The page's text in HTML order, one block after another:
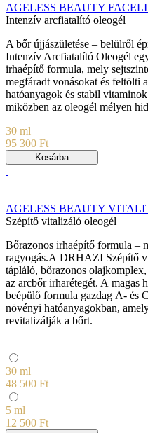
AGELESS BEAUTY
Intenzív arcfiatalító oleogél
A bőr újjászületése – belülről
Intenzív Arcfiatalító Oleogél
irhaépítő formula, mely
megfáradt vonásokat és feltölti
hatóanyagok és stabil
miközben az oleogél mélyen
30 ml
95 300 Ft
Kosárba
AGELESS BEAUTY
Szépítő vitalizáló oleogél
Bőrazonos irhaépítő formula –
ragyogás.A DRHAZI Szépítő
tápláló, bőrazonos
az arcbőr irharétegét. A magas
beépülő formula gazdag A- és
növényi hatóanyagokban,
revitalizálják a bőrt.
30 ml
48 500 Ft
5 ml
12 500 Ft